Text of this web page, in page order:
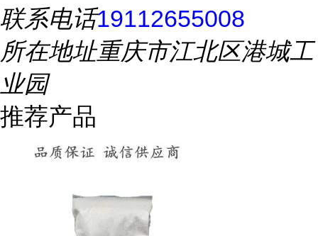
联系电话19112655008
所在地址重庆市江北区港城工
业园
推荐产品